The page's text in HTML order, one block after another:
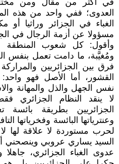
في أكثر من مقال ومن
العدوى؛ ففي واحد من هذه
الغباء في الجزائر وراثيا
مسؤولا عن أزمة الرجال في
وأقول: كل شعوب المنطقة
ومُغيَّبة، ما دامت تعمل بنفس
فرق بين الجزائريين
القشور، أما الأصل فهو
نفس الجهل والذل والمهانة
لا ينقد النظام
الجزائريين بطريقة بائسة
وعنترياتها البائسة وفخرياتها
لحرب مستوردة لا علاقة لها لا
السيد يساري عروبي وينصحني
عدوى الغباء الجزائري، جاهلا